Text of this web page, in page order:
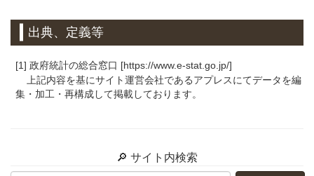
出典、定義等
[1] 政府統計の総合窓口 [https://www.e-stat.go.jp/]
上記内容を基にサイト運営会社であるアプレスにてデータを編
集・加工・再構成して掲載しております。
🔎 サイト内検索